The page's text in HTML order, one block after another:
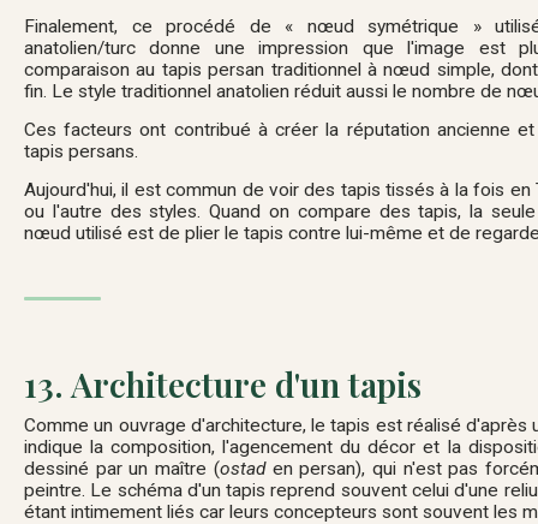
Finalement, ce procédé de « nœud symétrique »
anatolien/turc donne une impression que l'image est
comparaison au tapis persan traditionnel à nœud simple,
fin. Le style traditionnel anatolien réduit aussi le nombre de
Ces facteurs ont contribué à créer la réputation ancienne
tapis persans.
Aujourd'hui, il est commun de voir des tapis tissés à la fois en
ou l'autre des styles. Quand on compare des tapis, la
nœud utilisé est de plier le tapis contre lui-même et de
13. Architecture d'un tapis
Comme un ouvrage d'architecture, le tapis est réalisé d'après
indique la composition, l'agencement du décor et la
dessiné par un maître (ostaden persan), qui n'est pas
peintre. Le schéma d'un tapis reprend souvent celui d'une
étant intimement liés car leurs concepteurs sont souvent les